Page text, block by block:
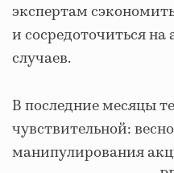
экспертам
и сосредоточиться
случаев.
В последние месяцы
чувствительной:
манипулирования